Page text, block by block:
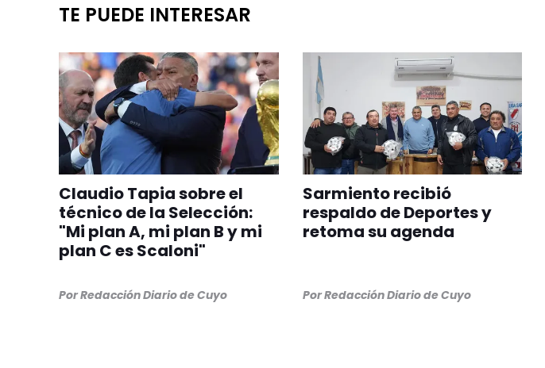
TE PUEDE INTERESAR
Claudio Tapia sobre el
técnico de la Selección:
"Mi plan A, mi plan B y mi
plan C es Scaloni"
PorRedacción Diario de Cuyo
Sarmiento recibió
respaldo de Deportes y
retoma su agenda
PorRedacción Diario de Cuyo